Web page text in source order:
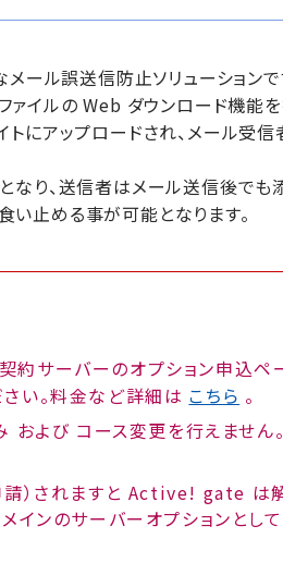
ル誤送信防止ソリューションで
イルの Web ダウンロード機能を
にアップロードされ、メール受
り、送信者はメール送信後でも
止める事が可能となります。
約サーバーのオプション申込ペ
い。料金など詳細は こちら 。
よび コース変更を行えません。
）されますと Active! gate は解
ンのサーバーオプションとして